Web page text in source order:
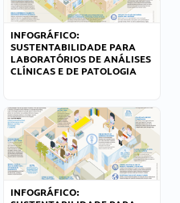
INFOGRÁFICO:
SUSTENTABILIDADE PARA
LABORATÓRIOS DE ANÁLISES
CLÍNICAS E DE PATOLOGIA
INFOGRÁFICO: